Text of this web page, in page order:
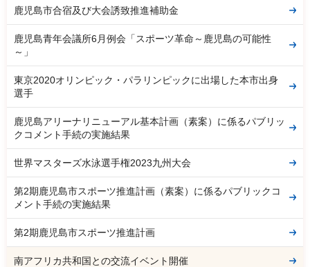
鹿児島市合宿及び大会誘致推進補助金
鹿児島青年会議所6月例会「スポーツ革命～鹿児島の可能性
～」
東京2020オリンピック・パラリンピックに出場した本市出身
選手
鹿児島アリーナリニューアル基本計画（素案）に係るパブリッ
クコメント手続の実施結果
世界マスターズ水泳選手権2023九州大会
第2期鹿児島市スポーツ推進計画（素案）に係るパブリックコ
メント手続の実施結果
第2期鹿児島市スポーツ推進計画
南アフリカ共和国との交流イベント開催